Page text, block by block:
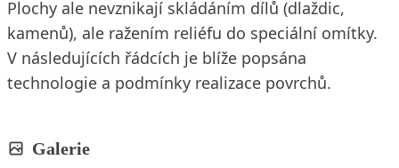
Plochy ale nevznikají skládáním dílů (dlaždic,
kamenů), ale ražením reliéfu do speciální omítky.
V následujících řádcích je blíže popsána
technologie a podmínky realizace povrchů.
Galerie